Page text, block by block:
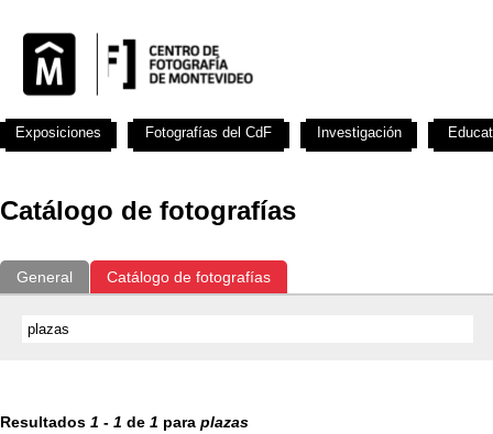
Catálogo de fotografías
General Catálogo de fotografías
Resultados 1 - 1 de 1 para plazas
Exposiciones Fotografías del CdF Investigación